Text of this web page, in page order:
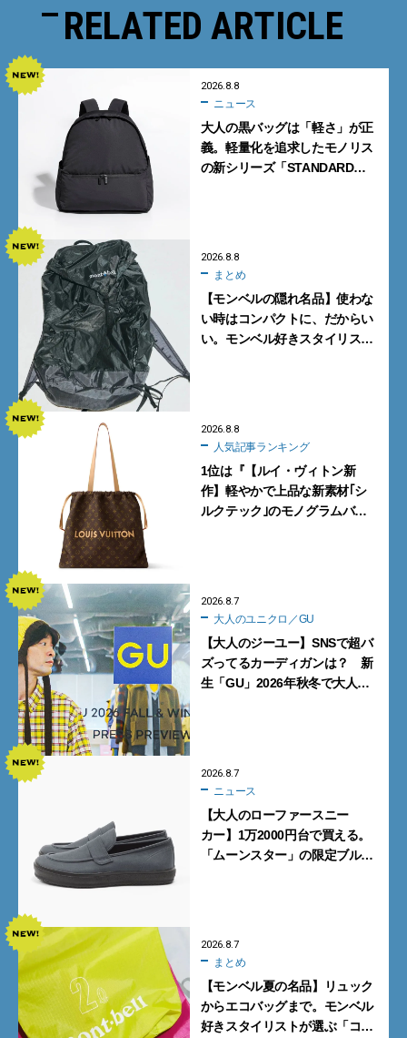
RELATED ARTICLE
2026.8.8
ニュース
大人の黒バッグは「軽さ」が正
義。軽量化を追求したモノリス
の新シリーズ「STANDARD
2026.8.8
まとめ
【モンベルの隠れ名品】使わな
い時はコンパクトに、だからい
い。モンベル好きスタイリスト
2026.8.8
人気記事ランキング
1位は『【ルイ・ヴィトン新
作】軽やかで上品な新素材｢シ
ルクテック｣のモノグラムバッ
2026.8.7
大人のユニクロ／GU
【大人のジーユー】SNSで超バ
ズってるカーディガンは？ 新
生「GU」2026年秋冬で大人メ
2026.8.7
ニュース
【大人のローファースニー
カー】1万2000円台で買える。
「ムーンスター」の限定ブルー
2026.8.7
まとめ
【モンベル夏の名品】リュック
からエコバッグまで。モンベル
好きスタイリストが選ぶ「コス